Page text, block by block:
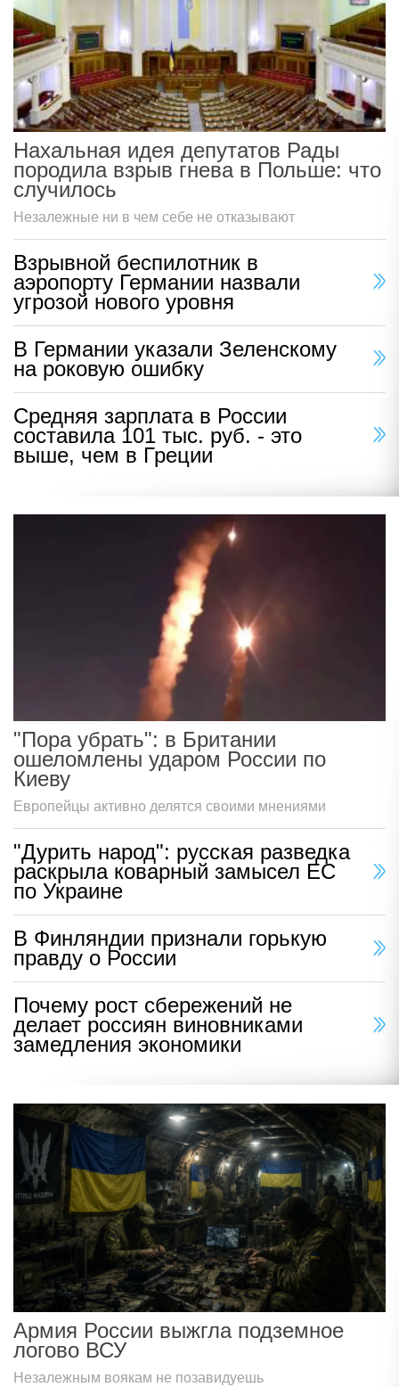
Нахальная идея депутатов Рады
породила взрыв гнева в Польше: что
случилось
Незалежные ни в чем себе не отказывают
Взрывной беспилотник в
аэропорту Германии назвали
угрозой нового уровня
В Германии указали Зеленскому
на роковую ошибку
Средняя зарплата в России
составила 101 тыс. руб. - это
выше, чем в Греции
"Пора убрать": в Британии
ошеломлены ударом России по
Киеву
Европейцы активно делятся своими мнениями
"Дурить народ": русская разведка
раскрыла коварный замысел ЕС
по Украине
В Финляндии признали горькую
правду о России
Почему рост сбережений не
делает россиян виновниками
замедления экономики
Армия России выжгла подземное
логово ВСУ
Незалежным воякам не позавидуешь